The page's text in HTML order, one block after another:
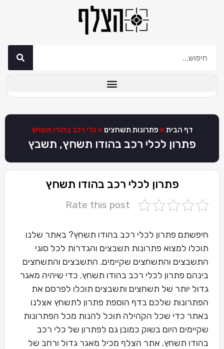
דף הבית » פתרונות תשחצים » כלי רכב בהודו תשחץ
פתרון לכלי רכב בהודו תשחץ, תשבץ
פתרון לכלי רכב בהודו תשחץ
Rate this post
חיפשתם פתרון לכלי רכב בהודו תשחץ? באתר שלנו
תוכלו למצוא פתרונות תשבצים והגדרות לכל סוגי
התשבצים והתשחצים שקיימים. התשבצים והתשחצים
בינהם פתרון לכלי רכב בהודו תשחץ. כדי שיהיה מאגר
גדול יותר של תשחצים ותשבצים תוכלו לפרסם את
הפתרונות שלכם בדף הוספת פתרון לתשחץ אצלנו
באתר כדי שכל הקהילה תוכל להנות מכל הפתרונות
שקיימים היום בשוק כמובן גם לפתרון של כלי רכב
בהודו תשחץ. אתר הצלף מכיל מאגר גדול ורחב של